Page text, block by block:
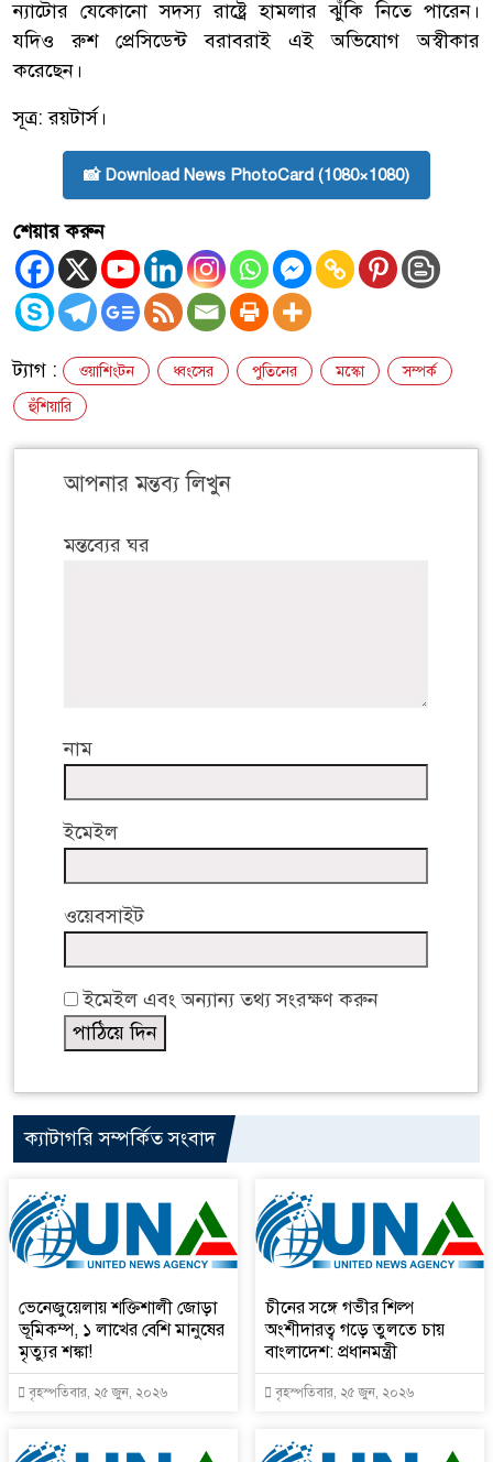
ন্যাটোর যেকোনো সদস্য রাষ্ট্রে হামলার ঝুঁকি নিতে পারেন।
যদিও রুশ প্রেসিডেন্ট বরাবরাই এই অভিযোগ অস্বীকার
করেছেন।
সূত্র: রয়টার্স।
📸 Download News PhotoCard (1080×1080)
শেয়ার করুন
ট্যাগ : ওয়াশিংটন ধ্বংসের পুতিনের মস্কো
সম্পর্ক
হুঁশিয়ারি
আপনার মন্তব্য লিখুন
মন্তব্যের ঘর
নাম
ইমেইল
ওয়েবসাইট
ইমেইল এবং অন্যান্য তথ্য সংরক্ষণ করুন
ক্যাটাগরি সম্পর্কিত সংবাদ
ভেনেজুয়েলায় শক্তিশালী জোড়া
ভূমিকম্প, ১ লাখের বেশি মানুষের
মৃত্যুর শঙ্কা!
বৃহস্পতিবার, ২৫ জুন, ২০২৬
চীনের সঙ্গে গভীর শিল্প
অংশীদারত্ব গড়ে তুলতে চায়
বাংলাদেশ: প্রধানমন্ত্রী
বৃহস্পতিবার, ২৫ জুন, ২০২৬